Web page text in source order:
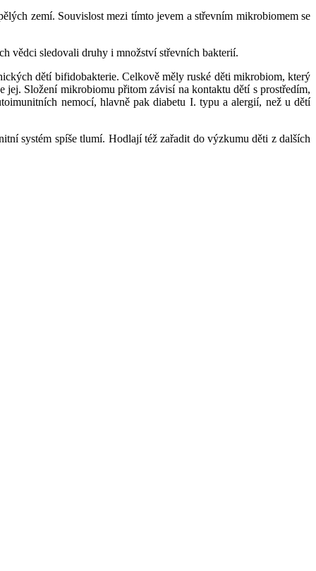
zemí. Souvislost mezi tímto jevem a střevním mikrobiomem se
vědci sledovali druhy i množství střevních bakterií.
dětí bifidobakterie. Celkově měly ruské děti mikrobiom, který
Složení mikrobiomu přitom závisí na kontaktu dětí s prostředím,
nemocí, hlavně pak diabetu I. typu a alergií, než u dětí
systém spíše tlumí. Hodlají též zařadit do výzkumu děti z dalších